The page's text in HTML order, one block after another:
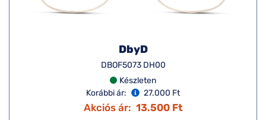
DbyD
DBOF5073 DH00
Készleten
Korábbi ár:
27.000 Ft
Akciós ár: 13.500 Ft